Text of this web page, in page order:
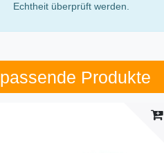
Echtheit überprüft werden.
passende Produkte